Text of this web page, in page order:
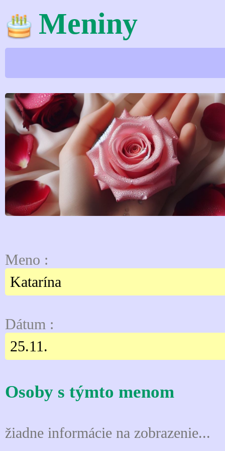
Meniny
Meno :
Katarína
Dátum :
25.11.
Osoby s týmto menom
žiadne informácie na zobrazenie...